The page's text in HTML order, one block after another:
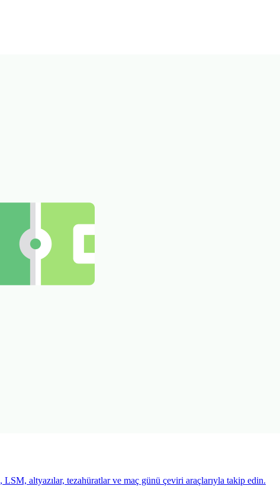
altyazılar, tezahüratlar ve maç günü çeviri araçlarıyla takip edin.